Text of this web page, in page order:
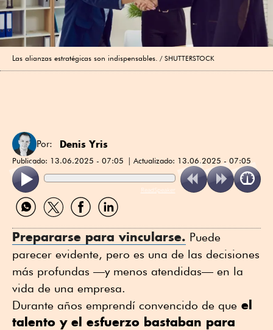
Las alianzas estratégicas son indispensables. SHUTTERSTOCK
Por: Denis Yris
Publicado: 13.06.2025 - 07:05 Actualizado: 13.06.2025 - 07:05
ReadSpeaker
Compartir
por
Compartir
por
Compartir
por
Compartir
por
Prepararse para vincularse. Puede
parecer evidente, pero es una de las decisiones
más profundas —y menos atendidas— en la
vida de una empresa.
Durante años emprendí convencido de que el
talento y el esfuerzo bastaban para